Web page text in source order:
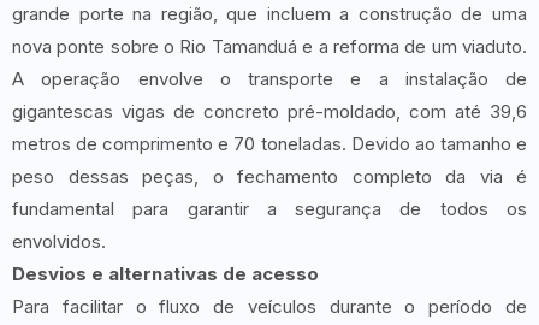
grande porte na região, que incluem a construção de uma
nova ponte sobre o Rio Tamanduá e a reforma de um viaduto.
A operação envolve o transporte e a instalação de
gigantescas vigas de concreto pré-moldado, com até 39,6
metros de comprimento e 70 toneladas. Devido ao tamanho e
peso dessas peças, o fechamento completo da via é
fundamental para garantir a segurança de todos os
envolvidos.
Desvios e alternativas de acesso
Para facilitar o fluxo de veículos durante o período de